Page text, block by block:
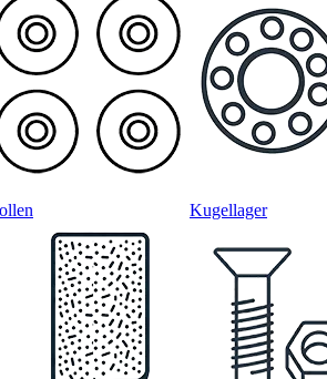
Kugellager